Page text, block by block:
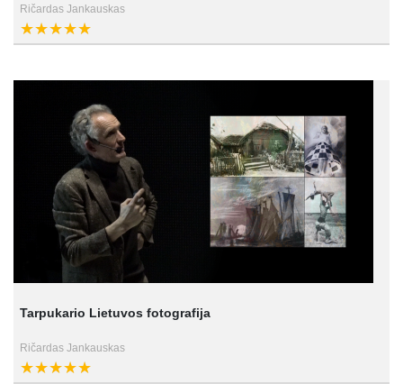
Ričardas Jankauskas
Tarpukario Lietuvos fotografija
Ričardas Jankauskas